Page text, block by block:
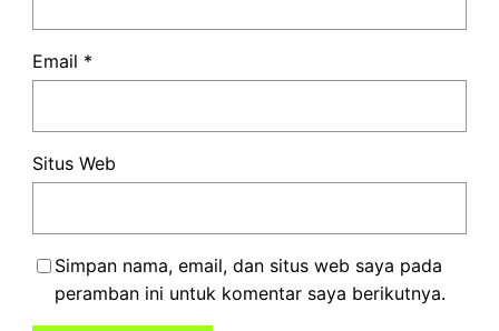
Email *
Situs Web
Simpan nama, email, dan situs web saya pada
peramban ini untuk komentar saya berikutnya.